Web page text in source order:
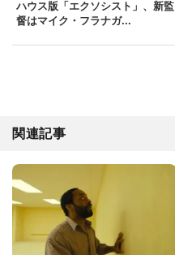
ハウス版「エクソシスト」、新監
督はマイク・フラナガ...
関連記事